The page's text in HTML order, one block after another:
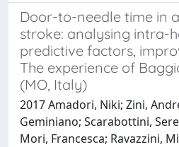
Door-to-needle time in
stroke: analysing intra-
predictive factors,
The experience of
(MO, Italy)
2017 Amadori, Niki; Zini,
Geminiano; Scarabottini,
Mori, Francesca; Ravazzini,